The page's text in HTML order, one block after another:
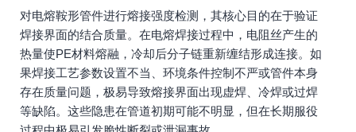
对电熔鞍形管件进行熔接强度检测，其核心目的在于验证
焊接界面的结合质量。在电熔焊接过程中，电阻丝产生的
热量使PE材料熔融，冷却后分子链重新缠结形成连接。如
果焊接工艺参数设置不当、环境条件控制不严或管件本身
存在质量问题，极易导致熔接界面出现虚焊、冷焊或过焊
等缺陷。这些隐患在管道初期可能不明显，但在长期服役